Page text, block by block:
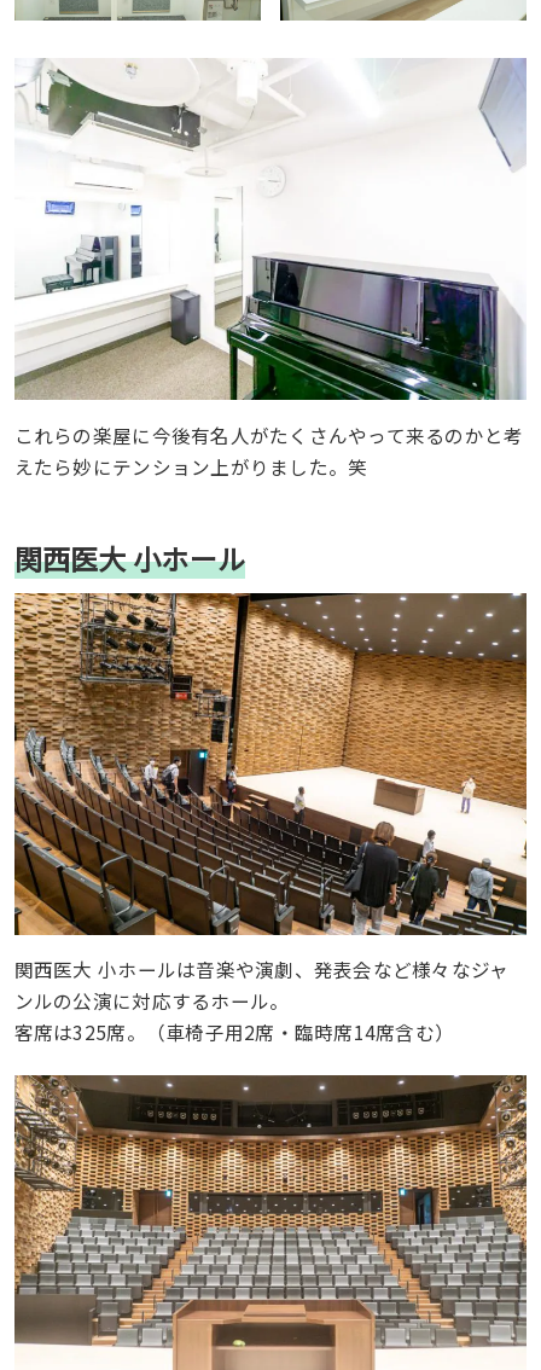
これらの楽屋に今後有名人がたくさんやって来るのかと考
えたら妙にテンション上がりました。笑
関西医大 小ホール
関西医大 小ホールは音楽や演劇、発表会など様々なジャ
ンルの公演に対応するホール。
客席は325席。（車椅子用2席・臨時席14席含む）